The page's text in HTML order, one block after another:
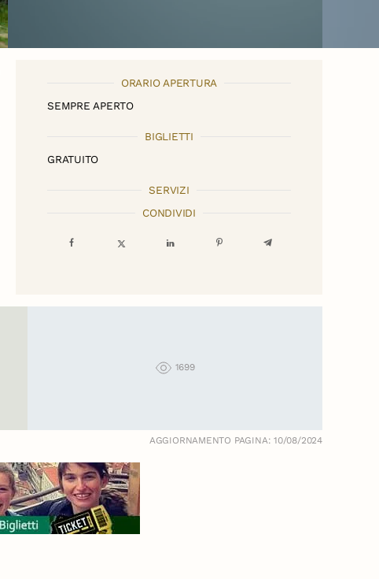
ORARIO APERTURA
SEMPRE APERTO
BIGLIETTI
GRATUITO
SERVIZI
CONDIVIDI
1699
AGGIORNAMENTO PAGINA: 10/08/2024